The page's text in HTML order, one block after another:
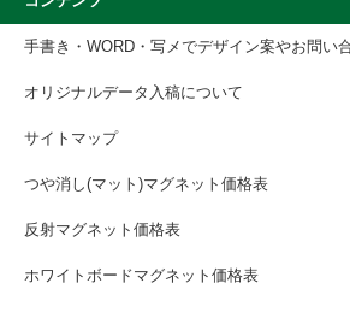
手書き・WORD・写メでデザイン案やお問い
オリジナルデータ入稿について
サイトマップ
つや消し(マット)マグネット価格表
反射マグネット価格表
ホワイトボードマグネット価格表